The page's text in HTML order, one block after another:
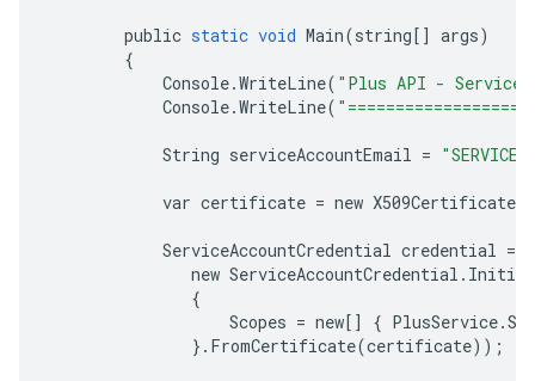
public static void Main(string[] args)
{
Console.WriteLine( "Plus API - Service
Console.WriteLine(
String serviceAccountEmail =
var certificate = new X509Certificate2
ServiceAccountCredential credential =
new ServiceAccountCredential .
{
Scopes = new[] { PlusService.
}. FromCertificate(certificate));